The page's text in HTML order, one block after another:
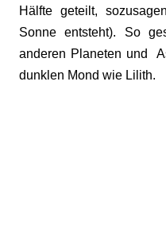
Hälfte geteilt,
Sonne entsteht). So
anderen Planeten und
dunklen Mond wie Lilith.